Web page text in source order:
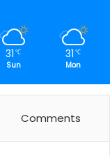
31 ℃
Sun
31 ℃
Mon
Comments